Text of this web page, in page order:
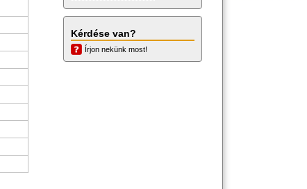
Kérdése van?
Írjon nekünk most!